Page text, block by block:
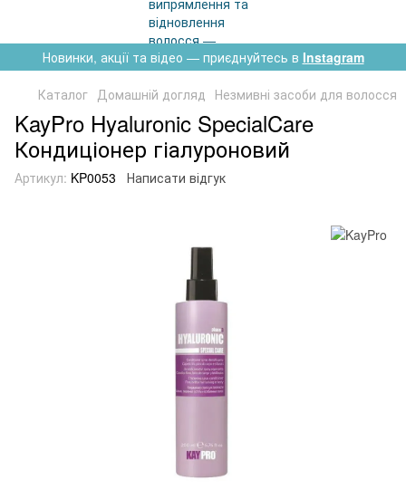
Новинки, акції та відео — приєднуйтесь в Instagram
Каталог Домашній догляд Незмивні засоби для волосся
KayPro Hyaluronic SpecialCare
Кондиціонер гіалуроновий
Артикул: KP0053 Написати відгук